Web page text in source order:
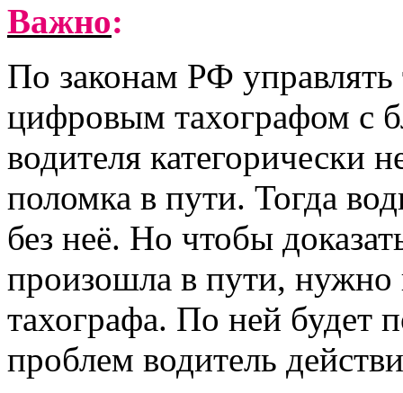
Важно:
По законам РФ
цифровым тахографом с
водителя категорически
поломка в пути. Тогда
без неё. Но чтобы
произошла в пути, нужно
тахографа. По ней будет
проблем водитель